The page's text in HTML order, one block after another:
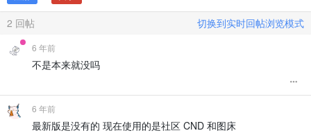
2 回帖 切换到实时回帖浏览模式
6 年前
不是本来就没吗
6 年前
最新版是没有的 现在使用的是社区 CND 和图床